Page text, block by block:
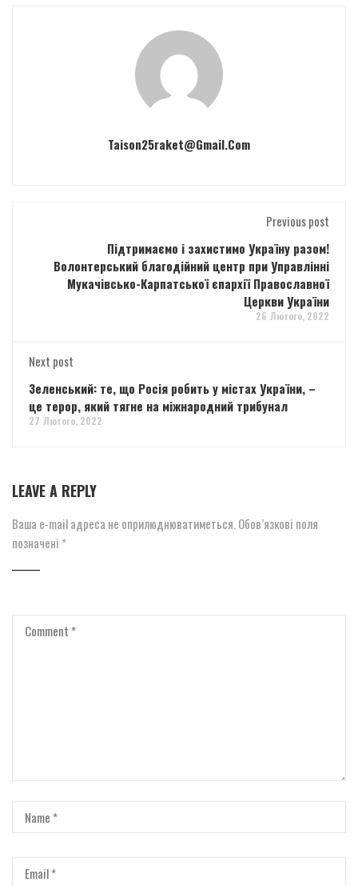
Taison25raket@gmail.com
Previous post
Підтримаємо і захистимо Україну разом!
Волонтерський благодійний центр при Управлінні
Мукачівсько-Карпатської єпархії Православної
Церкви України
26 Лютого, 2022
Next post
Зеленський: те, що Росія робить у містах України, –
це терор, який тягне на міжнародний трибунал
27 Лютого, 2022
LEAVE A REPLY
Ваша e-mail адреса не оприлюднюватиметься. Обов’язкові поля
позначені *